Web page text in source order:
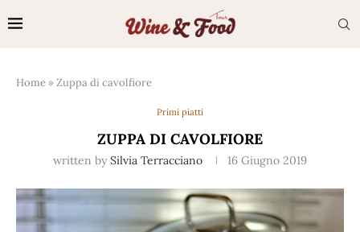
Home »Zuppa di cavolfiore
Primi piatti
ZUPPA DI CAVOLFIORE
written by Silvia Terracciano 16 Giugno 2019